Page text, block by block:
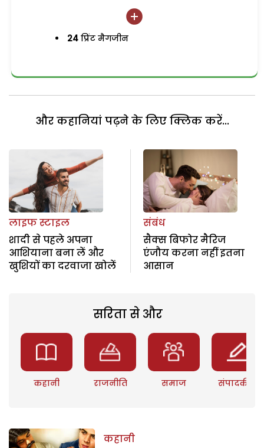
24 प्रिंट मैगजीन
और कहानियां पढ़ने के लिए क्लिक करें...
लाइफ स्टाइल
शादी से पहले अपना
आशियाना बना लें और
खुशियों का दरवाजा खोलें
संबंध
सैक्स बिफोर मैरिज
एंजौय करना नहीं इतना
आसान
सरिता से और
कहानी राजनीति समाज संपादकीय
कहानी